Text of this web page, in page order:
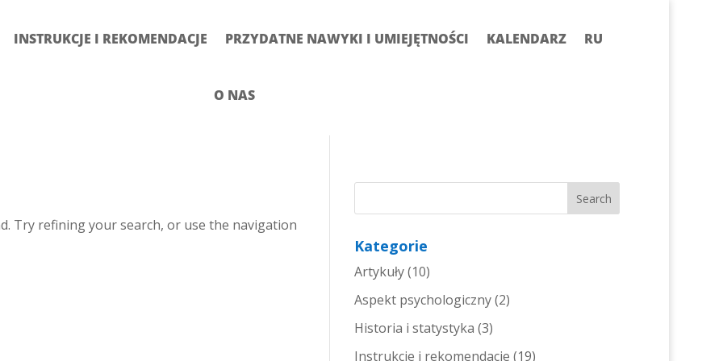
INSTRUKCJE I REKOMENDACJE PRZYDATNE NAWYKI I UMIEJĘTNOŚCI KALENDARZ RU
O NAS
Try refining your search, or use the navigation
Kategorie
Artykuły(10)
Aspekt psychologiczny(2)
Historia i statystyka (3)
Instrukcje i rekomendacje (19)